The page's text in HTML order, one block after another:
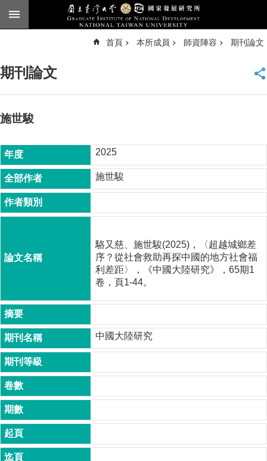
跳到主要內容區塊
臺
頁
公
告
本
所
簡
本
所
博
士
班
碩
士
班
在
職
專
班
首頁 本所成員 師資陣容 期刊論文
期刊論文
施世駿
2025
施世駿
駱又慈、施世駿(2025)，〈超越城鄉差
序？從社會救助再探中國的地方社會福
利差距〉，《中國大陸研究》，65期1
卷，頁1-44。
中國大陸研究